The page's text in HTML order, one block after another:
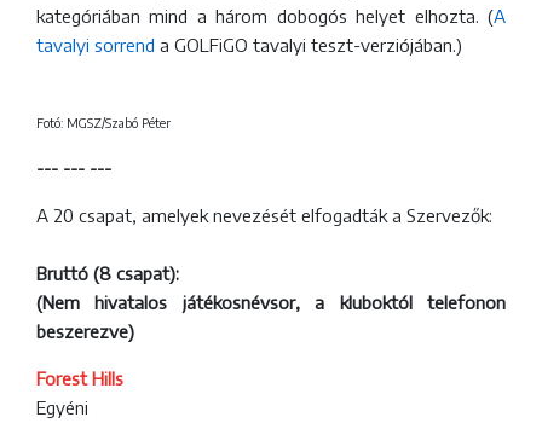
kategóriában mind a három dobogós helyet elhozta. (A
tavalyi sorrend a GOLFiGO tavalyi teszt-verziójában.)
Fotó: MGSZ/Szabó Péter
--- --- ---
A 20 csapat, amelyek nevezését elfogadták a Szervezők:
Bruttó (8 csapat):
(Nem hivatalos játékosnévsor, a kluboktól telefonon
beszerezve)
Forest Hills
Egyéni